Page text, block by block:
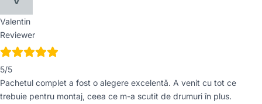
Valentin
Reviewer
5/5
Pachetul complet a fost o alegere excelentă. A venit cu tot ce
trebuie pentru montaj, ceea ce m-a scutit de drumuri în plus.